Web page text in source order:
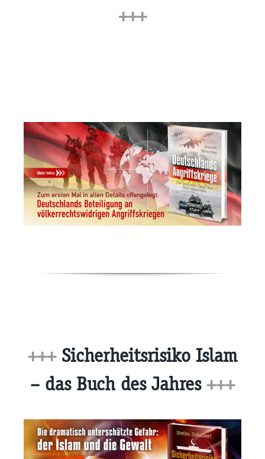
+++
+++Sicherheitsrisiko Islam
– das Buch des Jahres +++